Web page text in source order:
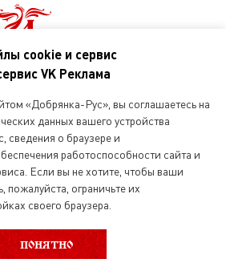
О нас
русской кухни
Вакансии
магазин
cookie и сервис
VK Реклама
«Добрянка-Рус», вы соглашаетесь на
данных вашего устройства
сведения о браузере и
работоспособности сайта и
Если вы не хотите, чтобы ваши
пожалуйста, ограничьте их
своего браузера.
ПОНЯТНО